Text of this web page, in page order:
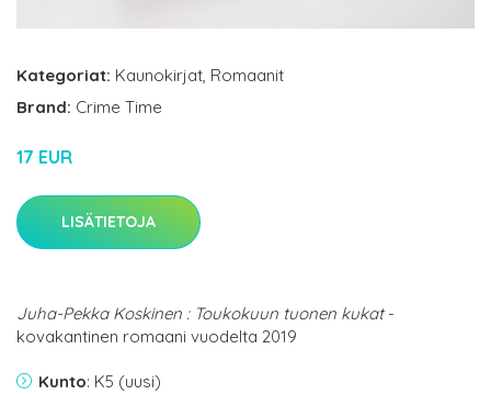
Kategoriat: Kaunokirjat, Romaanit
Brand: Crime Time
17 EUR
LISÄTIETOJA
Juha-Pekka Koskinen : Toukokuun tuonen kukat-
kovakantinen romaani vuodelta 2019
Kunto: K5 (uusi)